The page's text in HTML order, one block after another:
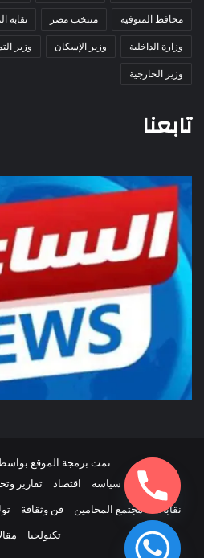
محافظ المنوفية
منتخب مصر نقابة
وزارة الداخلية
وزير الإسكان وزير
وزير الخارجية
تابعنا
تمت برمجة الموقع
أخبار مصر
سياسة اقتصاد تقارير
نقابات
مجتمع المحامين فن وثقافة
تكنولجيا